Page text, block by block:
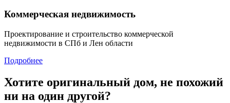
Коммерческая недвижимость
Проектирование и строительство коммерческой
недвижимости в СПб и Лен области
Подробнее
Хотите оригинальный дом, не похожий
ни на один другой?